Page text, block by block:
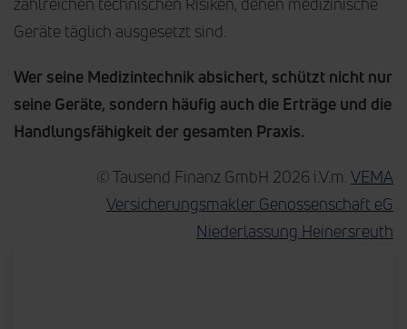
Geräte täglich ausgesetzt sind.
Wer seine Medizintechnik absichert, schützt nicht nur
seine Geräte, sondern häufig auch die Erträge und die
Handlungsfähigkeit der gesamten Praxis.
© Tausend Finanz GmbH 2026 i.V.m. VEMA
Versicherungsmakler Genossenschaft eG
Niederlassung Heinersreuth